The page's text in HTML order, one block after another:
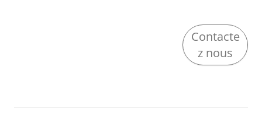
Contacte
z nous